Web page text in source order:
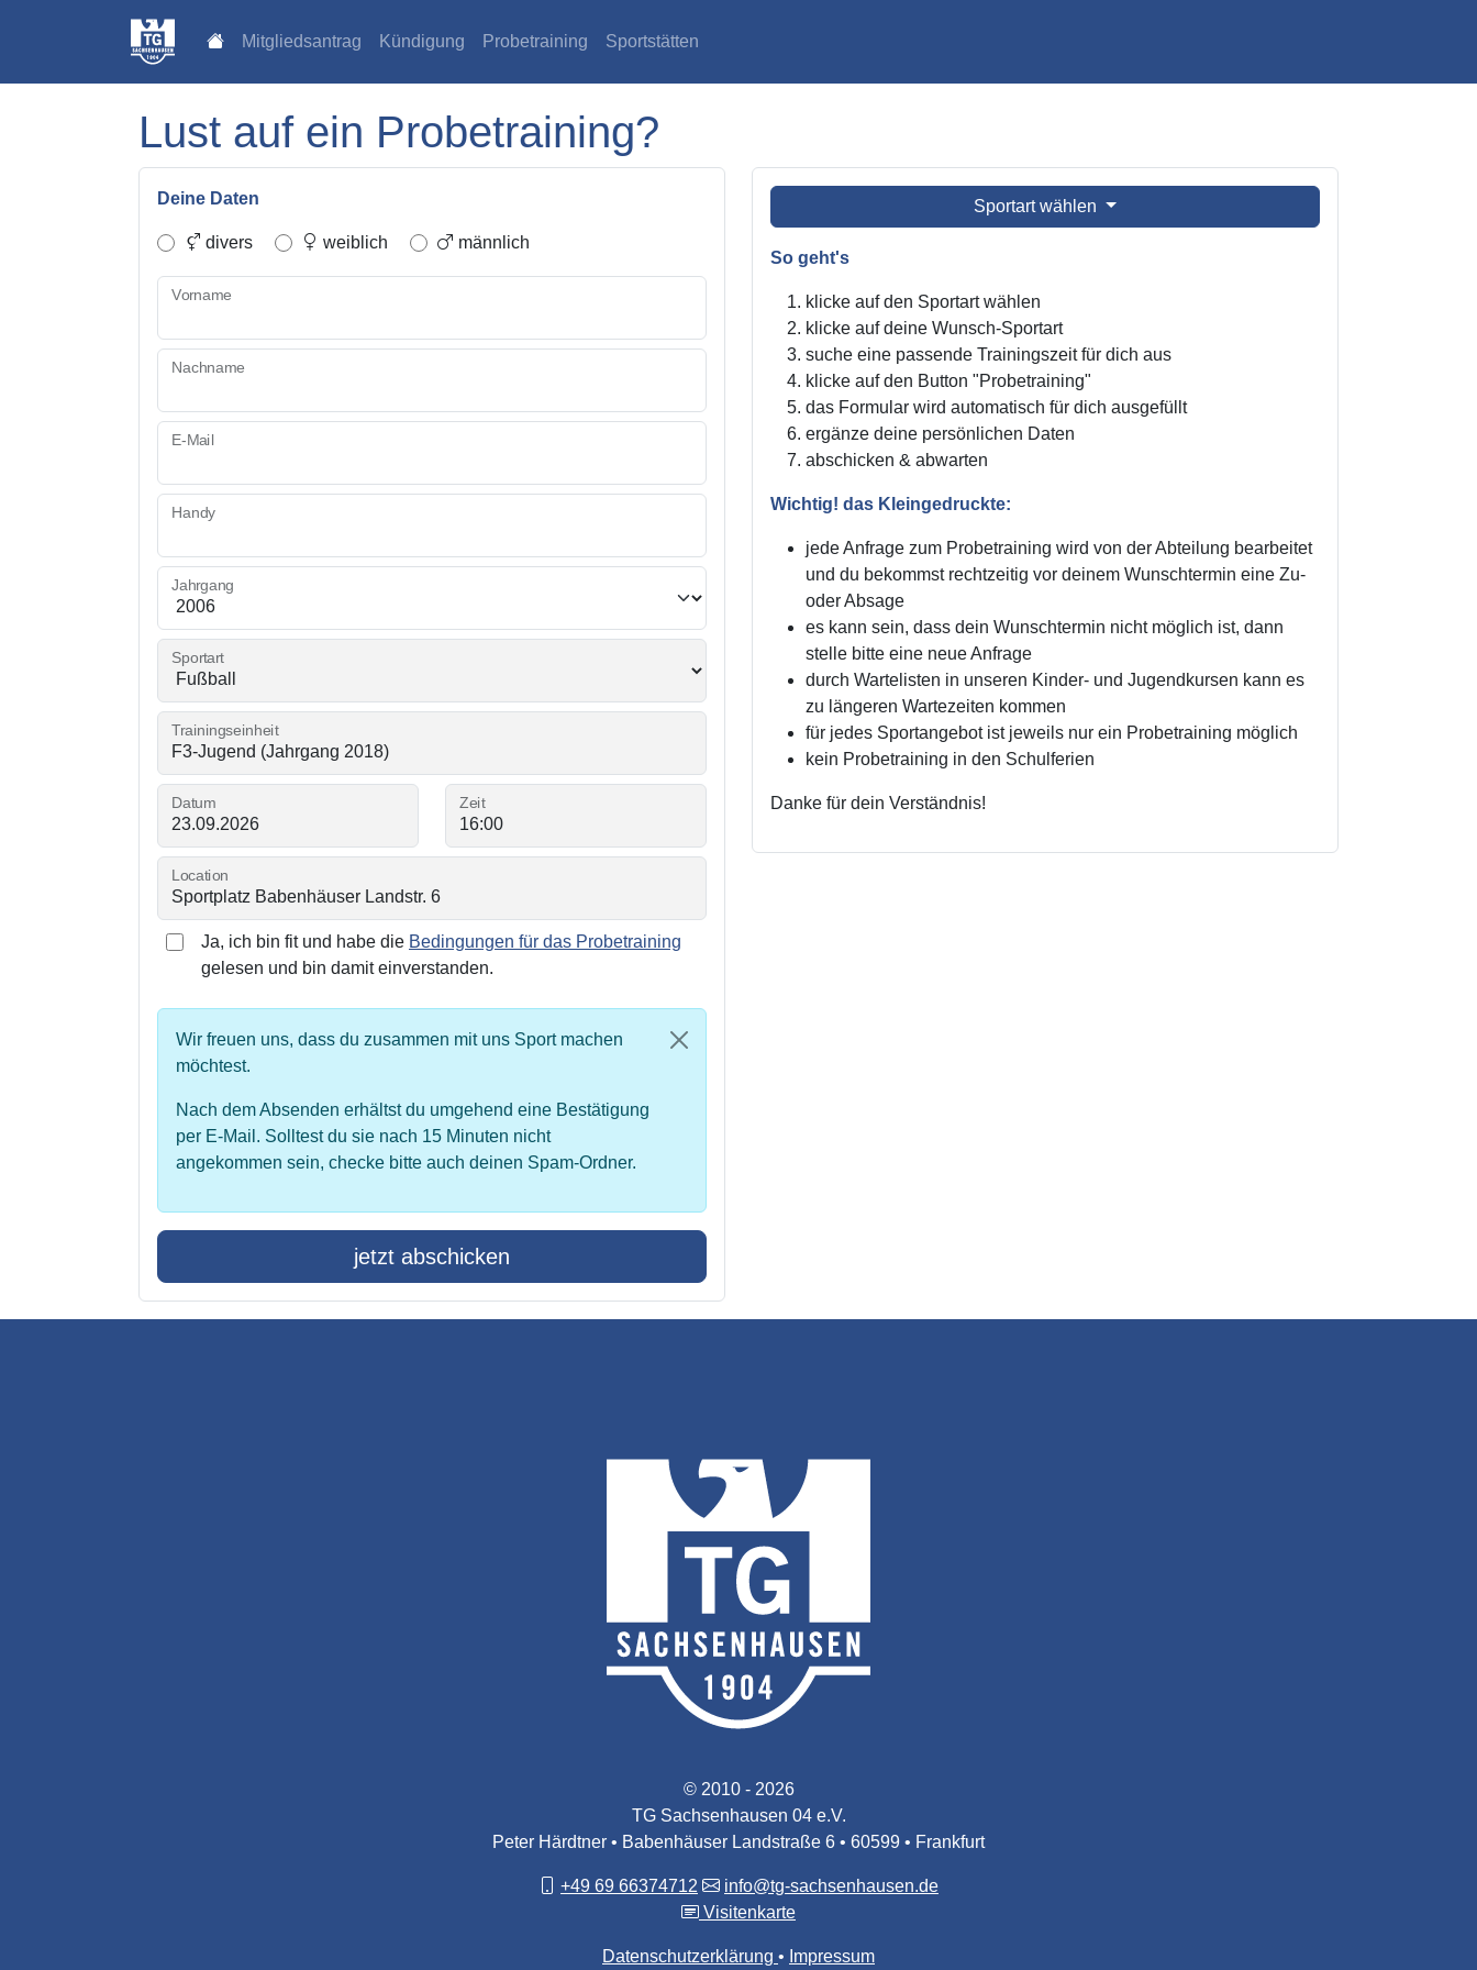
Mitgliedsantrag Kündigung Probetraining Sportstätten
Lust auf ein Probetraining?
Deine Daten
divers weiblich männlich
Vorname
Nachname
E-Mail
Handy
Jahrgang
Sportart
Trainingseinheit
Datum Zeit
Location
Ja, ich bin fit und habe die Bedingungen für das Probetraining
gelesen und bin damit einverstanden.
Wir freuen uns, dass du zusammen mit uns Sport machen
möchtest.
Nach dem Absenden erhältst du umgehend eine Bestätigung
per E-Mail. Solltest du sie nach 15 Minuten nicht
angekommen sein, checke bitte auch deinen Spam-Ordner.
jetzt abschicken
Sportart wählen
So geht's
klicke auf den Sportart wählen
klicke auf deine Wunsch-Sportart
suche eine passende Trainingszeit für dich aus
klicke auf den Button "Probetraining"
das Formular wird automatisch für dich ausgefüllt
ergänze deine persönlichen Daten
abschicken & abwarten
Wichtig! das Kleingedruckte:
jede Anfrage zum Probetraining wird von der Abteilung bearbeitet
und du bekommst rechtzeitig vor deinem Wunschtermin eine Zu-
oder Absage
es kann sein, dass dein Wunschtermin nicht möglich ist, dann
stelle bitte eine neue Anfrage
durch Wartelisten in unseren Kinder- und Jugendkursen kann es
zu längeren Wartezeiten kommen
für jedes Sportangebot ist jeweils nur ein Probetraining möglich
kein Probetraining in den Schulferien
Danke für dein Verständnis!
© 2010 - 2026
TG Sachsenhausen 04 e.V.
Peter Härdtner • Babenhäuser Landstraße 6 • 60599 • Frankfurt
+49 69 66374712
info@tg-sachsenhausen.de
Visitenkarte
Datenschutzerklärung Impressum